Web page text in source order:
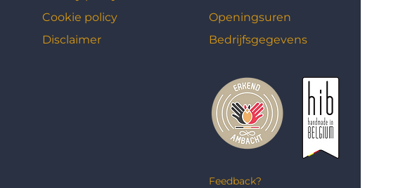
Cookie policy
Disclaimer
Openingsuren
Bedrijfsgegevens
Feedback?